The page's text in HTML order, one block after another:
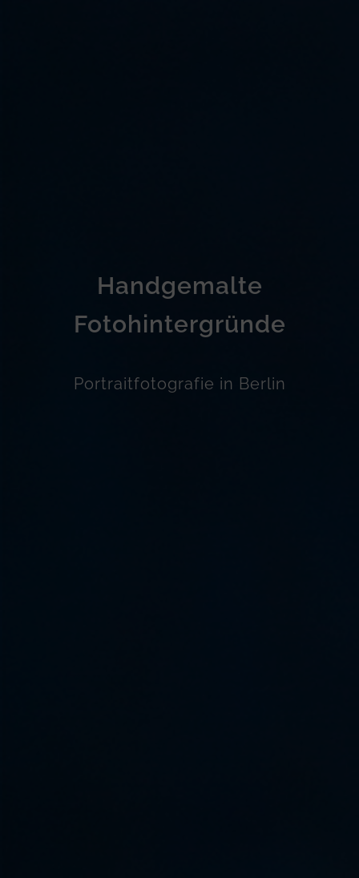
Handgemalte
Fotohintergründe
Portraitfotografie in Berlin